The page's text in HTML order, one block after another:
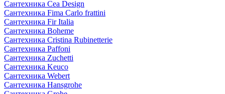
Сантехника Cea Design
Сантехника Fima Carlo frattini
Сантехника Fir Italia
Сантехника Boheme
Сантехника Cristina Rubinetterie
Сантехника Paffoni
Сантехника Zuchetti
Сантехника Keuco
Сантехника Webert
Сантехника Hansgrohe